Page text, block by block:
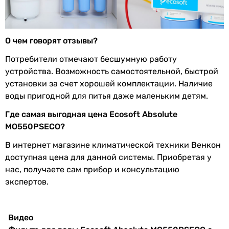
6, 2 атм
6, 2 атм
6, 3 атм
2, 4.5 атм
6, 2 атм
6, 2 атм
Вид крана
модерн
капелька
капелька
капелька
модерн
модерн
Показатель
Показатель
марганца
0,1 мг/л
Перманганатная
5 мг О2/л
Общее
Coli-индекс 3
О чем говорят отзывы?
Потребители отмечают бесшумную работу
устройства. Возможность самостоятельной, быстрой
установки за счет хорошей комплектации. Наличие
воды пригодной для питья даже маленьким детям.
Где самая выгодная цена Ecosoft Absolute
MO550PSECO?
В интернет магазине климатической техники Венкон
доступная цена для данной системы. Приобретая у
нас, получаете сам прибор и консультацию
экспертов.
Видео